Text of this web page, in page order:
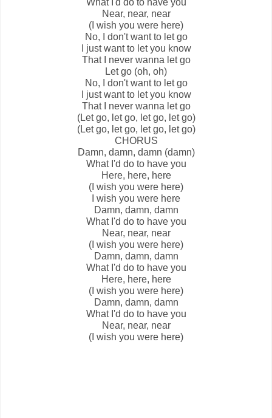
What I'd do to have you
Near, near, near
(I wish you were here)
No, I don't want to let go
I just want to let you know
That I never wanna let go
Let go (oh, oh)
No, I don't want to let go
I just want to let you know
That I never wanna let go
(Let go, let go, let go, let go)
(Let go, let go, let go, let go)
CHORUS
Damn, damn, damn (damn)
What I'd do to have you
Here, here, here
(I wish you were here)
I wish you were here
Damn, damn, damn
What I'd do to have you
Near, near, near
(I wish you were here)
Damn, damn, damn
What I'd do to have you
Here, here, here
(I wish you were here)
Damn, damn, damn
What I'd do to have you
Near, near, near
(I wish you were here)